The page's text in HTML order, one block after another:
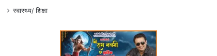
स्वास्थ्य/ शिक्षा